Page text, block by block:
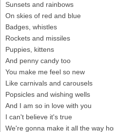
Sunsets and rainbows
On skies of red and blue
Badges, whistles
Rockets and missiles
Puppies, kittens
And penny candy too
You make me feel so new
Like carnivals and carousels
Popsicles and wishing wells
And I am so in love with you
I can't believe it's true
We're gonna make it all the way